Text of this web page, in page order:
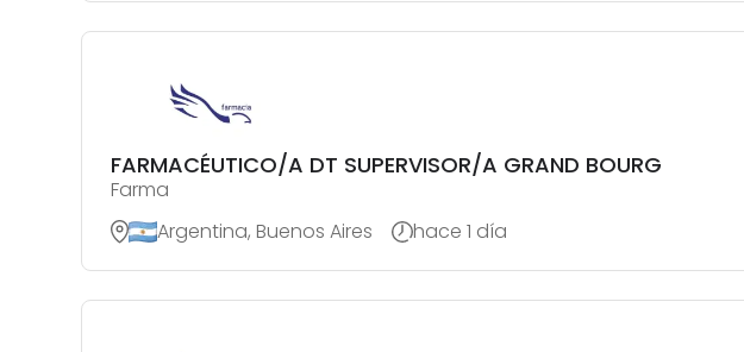
FARMACÉUTICO/A DT SUPERVISOR/A GRAND BOURG
Farma
Argentina, Buenos Aires
hace 1 día